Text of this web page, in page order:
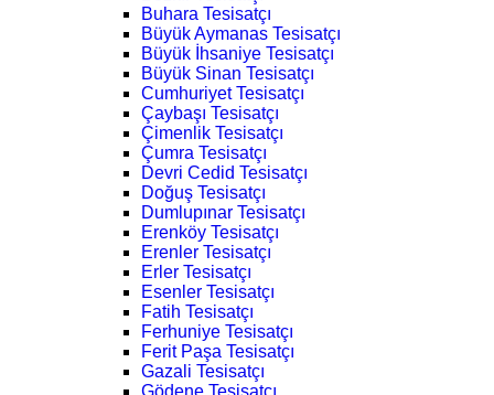
Buhara Tesisatçı
Büyük Aymanas Tesisatçı
Büyük İhsaniye Tesisatçı
Büyük Sinan Tesisatçı
Cumhuriyet Tesisatçı
Çaybaşı Tesisatçı
Çimenlik Tesisatçı
Çumra Tesisatçı
Devri Cedid Tesisatçı
Doğuş Tesisatçı
Dumlupınar Tesisatçı
Erenköy Tesisatçı
Erenler Tesisatçı
Erler Tesisatçı
Esenler Tesisatçı
Fatih Tesisatçı
Ferhuniye Tesisatçı
Ferit Paşa Tesisatçı
Gazali Tesisatçı